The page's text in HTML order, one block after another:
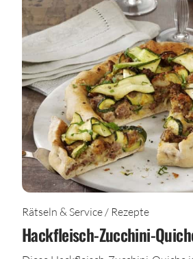
Rätseln & Service / Rezepte
Hackfleisch-Zucchini-